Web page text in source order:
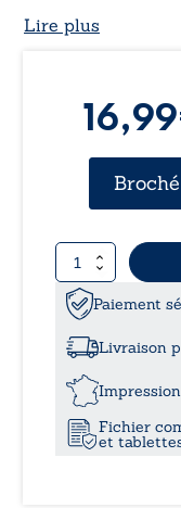
Lire plus
16,99
Broché
quantité
de
Le
royaume
d’Elysia
Tome
Elysia,
Paiement
Livraison
Fichier
et